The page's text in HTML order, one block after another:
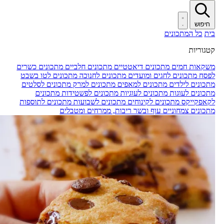
חיפוש
בית כל המתכונים
קטגוריות
משקאות חמיםמתכונים דיאטטייםמתכונים חלבייםמתכונים כשרים
לפסחמתכונים לחגים ומועדיםמתכונים לחנוכהמתכונים לטו בשבט
מתכונים לילדיםמתכונים למאפיםמתכונים למרקמתכונים לסלטים
מתכונים לעוגותמתכונים לעוגיותמתכונים לפשטידותמתכונים
לקאפקייקסמתכונים לקינוחיםמתכונים לשבועותמתכונים לתוספות
מתכונים צמחונייםעוף ובשרריבות, ממרחים ומטבלים